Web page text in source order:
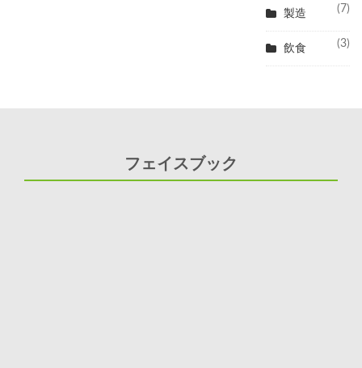
製造 (7)
飲食 (3)
フェイスブック